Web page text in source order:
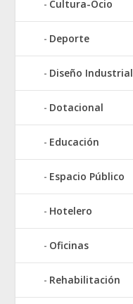
Cultura-Ocio
Deporte
Diseño Industrial
Dotacional
Educación
Espacio Público
Hotelero
Oficinas
Rehabilitación